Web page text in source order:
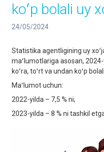
koʻp bolali uy
24/05/2024
Statistika agentligining uy
maʻlumotlariga asosan,
koʻra, toʻrt va undan koʻp
Maʻlumot uchun:
2022-yilda – 7,5 % ni;
2023-yilda – 8 % ni tashkil